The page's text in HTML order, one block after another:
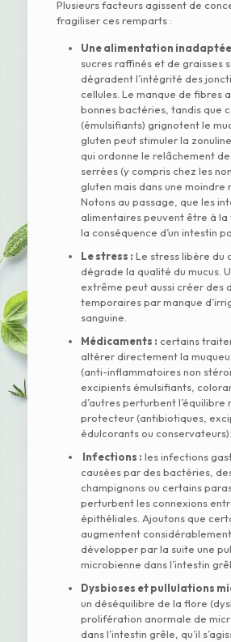
Plusieurs facteurs agissent de
fragiliser ces remparts :
Une alimentation
sucres raffinés et de graisses
dégradent l’intégrité des
cellules. Le manque de fibres
bonnes bactéries, tandis que
(émulsifiants) grignotent le
gluten peut stimuler la
qui ordonne le relâchement
serrées (y compris chez les
gluten mais dans une moindre
Notons au passage, que les
alimentaires peuvent être à la
la conséquence d’un intestin
Le stress : Le stress libère du
dégrade la qualité du mucus.
extrême peut aussi créer des
temporaires par manque
sanguine.
Médicaments : certains
altérer directement la
(anti-inflammatoires non
excipients émulsifiants,
d’autres perturbent l’équilibre
protecteur (antibiotiques,
édulcorants ou conservateurs).
Infections : les infections
causées par des bactéries,
champignons ou certains
perturbent les connexions
épithéliales. Ajoutons que
augmentent
développer par la suite une
microbienne dans l’intestin
Dysbioses et pullulations
un déséquilibre de la flore
prolifération anormale de
dans l’intestin grêle, qu’il